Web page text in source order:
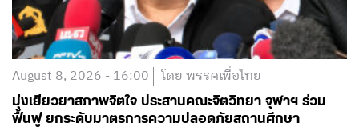
August 8, 2026 - 16:00 โดย พรรคเพื่อไทย
มุ่งเยียวยาสภาพจิตใจ ประสานคณะจิตวิทยา จุฬาฯ ร่วม
ฟื้นฟู ยกระดับมาตรการความปลอดภัยสถานศึกษา